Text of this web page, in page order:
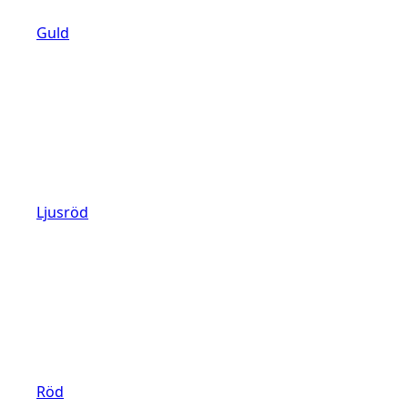
Guld
Ljusröd
Röd